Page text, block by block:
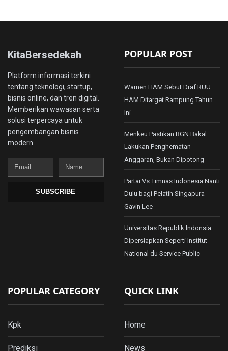
KitaBersedekah
Platform informasi terkini
tentang teknologi, startup,
bisnis online, dan tren digital.
Memberikan wawasan serta
solusi terpercaya untuk
pengembangan bisnis
modern.
Email
Name
SUBSCRIBE
POPULAR POST
Wamen HAM Sebut Draf RUU
HAM Ditarget Rampung Tahun
Ini
Menkeu Pastikan BGN Bakal
Lakukan Penghematan
Anggaran, Bukan Dipotong
Partai Vs Timnas Indonesia Nanti
Dulu bagi Pelatih Singapura
Gavin Lee
Universitas Republik Indonsia
Dipersiapkan Seperti Institut
National du Service Public
POPULAR CATEGORY
Kpk
Prediksi
QUICK LINK
Home
News